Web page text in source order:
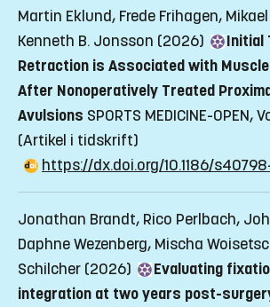
Martin Eklund, Frede Frihagen,
Kenneth B. Jonsson (2026)
Initial
Retraction is Associated with
After Nonoperatively Treated
Avulsions SPORTS MEDICINE-OPEN,
(Artikel i tidskrift)
https://dx.doi.org/10.1186/
Jonathan Brandt, Rico Perlbach,
Daphne Wezenberg, Mischa
Schilcher (2026)
Evaluating
integration at two years post-